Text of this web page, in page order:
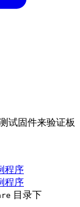
试固件来验证板
程序
程序
目录下